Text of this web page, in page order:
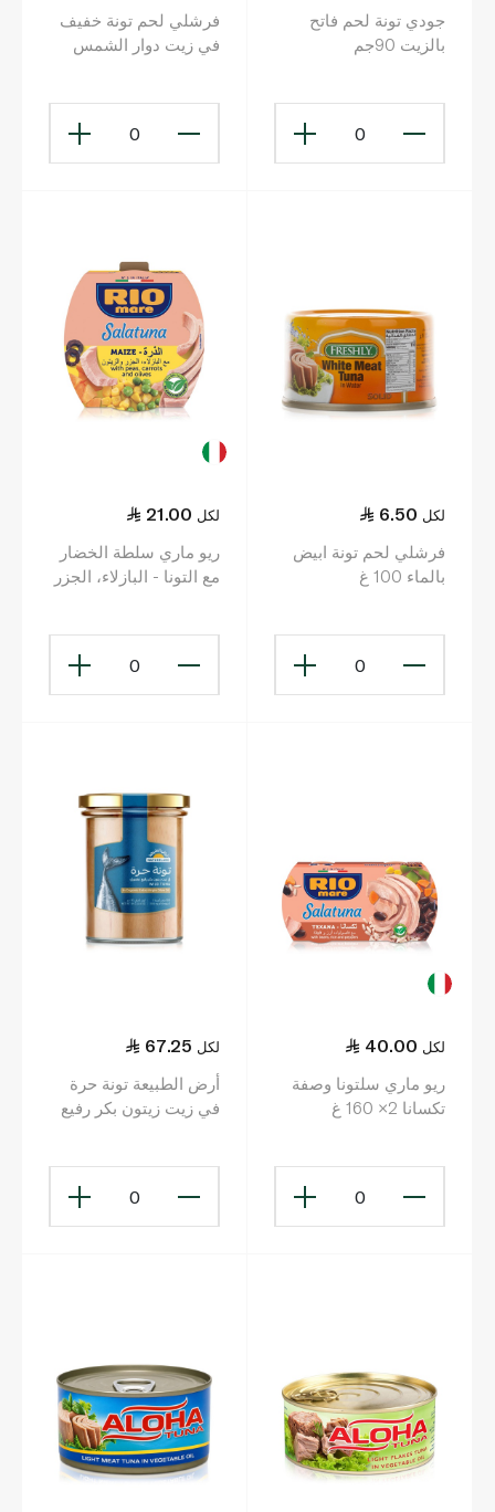
جودي تونة لحم فاتح
بالزيت 90جم
0
فرشلي لحم تونة خفيف
في زيت دوار الشمس
0
6.50 لكل
فرشلي لحم تونة ابيض
بالماء 100 غ
0
21.00 لكل
ريو ماري سلطة الخضار
مع التونا - البازلاء، الجزر
0
40.00 لكل
ريو ماري سلتونا وصفة
تكسانا 2× 160 غ
0
67.25 لكل
أرض الطبيعة تونة حرة
في زيت زيتون بكر رفيع
0